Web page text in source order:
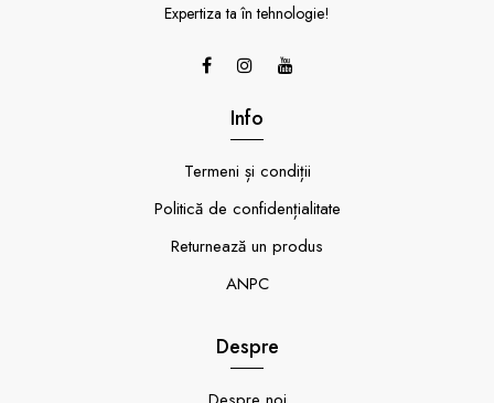
Expertiza ta în tehnologie!
Info
Termeni și condiții
Politică de confidențialitate
Returnează un produs
ANPC
Despre